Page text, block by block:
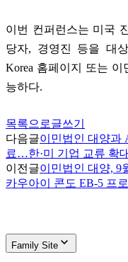
이번 컨퍼런스는 미국
당자, 경영진 등을 대
Korea 홈페이지 또는 이
능하다.
목록으로글쓰기
다음글이민법인 대양과
료…한·미 기업 교류 확
이전글이민법인 대양, 9
카우아이 콘도 EB-5 프
Family Site